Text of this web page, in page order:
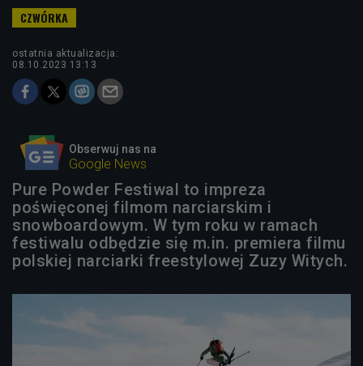
ostatnia aktualizacja:
08.10.2023 13:13
Obserwuj nas na
Google News
Pure Powder Festiwal to impreza
poświęconej filmom narciarskim i
snowboardowym. W tym roku w ramach
festiwalu odbędzie się m.in. premiera filmu
polskiej narciarki freestylowej Zuzy Witych.